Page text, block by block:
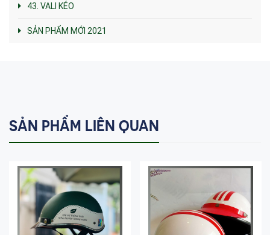
43. VALI KÉO
SẢN PHẨM MỚI 2021
SẢN PHẨM LIÊN QUAN